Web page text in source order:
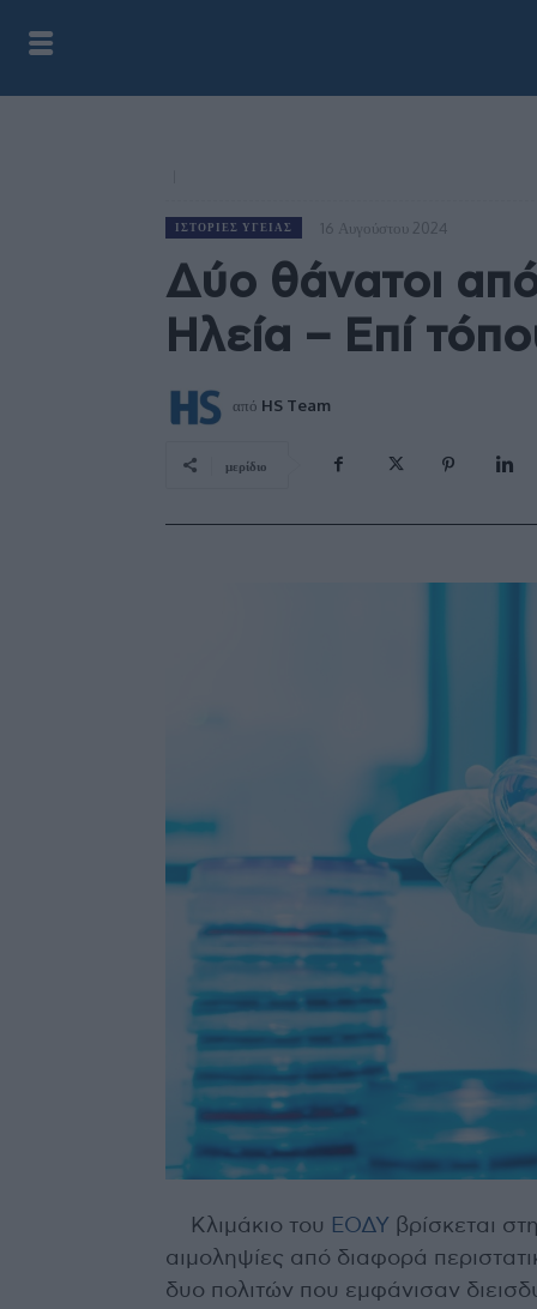
ΙΣΤΟΡΊΕΣ ΥΓΕΊΑΣ 16 Αυγούστου 2024
Δύο θάνατοι
Ηλεία – Επί
από HS Team
μερίδιο
Κλιμάκιο του ΕΟΔΥ βρίσκεται
αιμοληψίες από διαφορά
δυο πολιτών που εμφάνισαν